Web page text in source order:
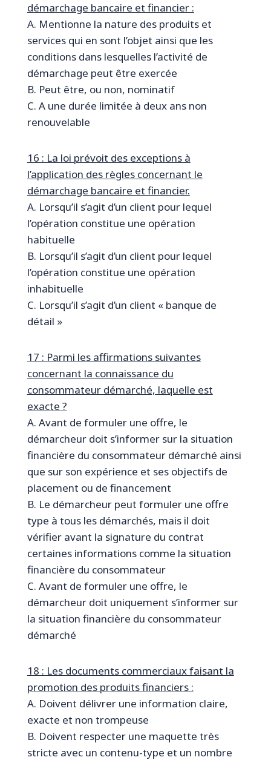
démarchage bancaire et financier :
A. Mentionne la nature des produits et
services qui en sont l’objet ainsi que les
conditions dans lesquelles l’activité de
démarchage peut être exercée
B. Peut être, ou non, nominatif
C. A une durée limitée à deux ans non
renouvelable
16 : La loi prévoit des exceptions à
l’application des règles concernant le
démarchage bancaire et financier.
A. Lorsqu’il s’agit d’un client pour lequel
l’opération constitue une opération
habituelle
B. Lorsqu’il s’agit d’un client pour lequel
l’opération constitue une opération
inhabituelle
C. Lorsqu’il s’agit d’un client « banque de
détail »
17 : Parmi les affirmations suivantes
concernant la connaissance du
consommateur démarché, laquelle est
exacte ?
A. Avant de formuler une offre, le
démarcheur doit s’informer sur la situation
financière du consommateur démarché ainsi
que sur son expérience et ses objectifs de
placement ou de financement
B. Le démarcheur peut formuler une offre
type à tous les démarchés, mais il doit
vérifier avant la signature du contrat
certaines informations comme la situation
financière du consommateur
C. Avant de formuler une offre, le
démarcheur doit uniquement s’informer sur
la situation financière du consommateur
démarché
18 : Les documents commerciaux faisant la
promotion des produits financiers :
A. Doivent délivrer une information claire,
exacte et non trompeuse
B. Doivent respecter une maquette très
stricte avec un contenu-type et un nombre